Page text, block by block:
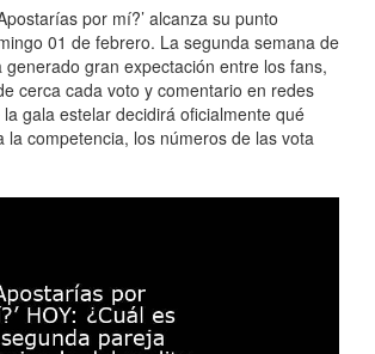
por mí?’ alcanza su punto
01 de febrero. La segunda semana de
generado gran expectación entre los fans,
cerca cada voto y comentario en redes
gala estelar decidirá oficialmente qué
la competencia, los números de las vota